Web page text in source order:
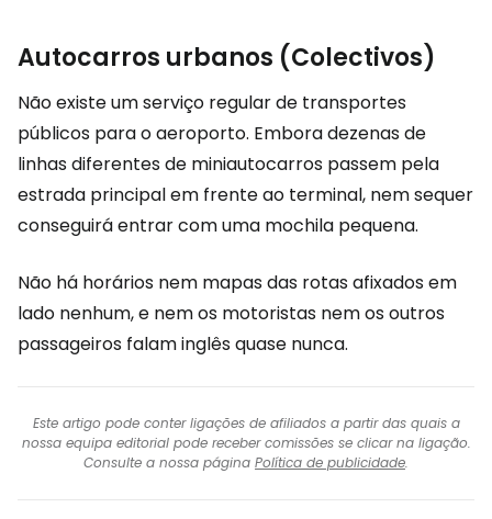
Autocarros urbanos (Colectivos)
Não existe um serviço regular de transportes
públicos para o aeroporto. Embora dezenas de
linhas diferentes de miniautocarros passem pela
estrada principal em frente ao terminal, nem sequer
conseguirá entrar com uma mochila pequena.
Não há horários nem mapas das rotas afixados em
lado nenhum, e nem os motoristas nem os outros
passageiros falam inglês quase nunca.
Este artigo pode conter ligações de afiliados a partir das quais a
nossa equipa editorial pode receber comissões se clicar na ligação.
Consulte a nossa página Política de publicidade.